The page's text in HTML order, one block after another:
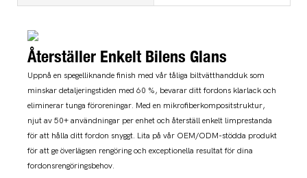
Återställer Enkelt Bilens Glans
Uppnå en spegelliknande finish med vår tåliga biltvätthandduk som
minskar detaljeringstiden med 60 %, bevarar ditt fordons klarlack och
eliminerar tunga föroreningar. Med en mikrofiberkompositstruktur,
njut av 50+ användningar per enhet och återställ enkelt limprestanda
för att hålla ditt fordon snyggt. Lita på vår OEM/ODM-stödda produkt
för att ge överlägsen rengöring och exceptionella resultat för dina
fordonsrengöringsbehov.